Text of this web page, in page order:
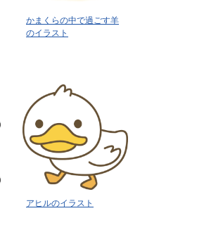
かまくらの中で過ごす羊
のイラスト
アヒルのイラスト